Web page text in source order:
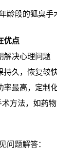
段的狐臭手
优点
解决心理问题
持久，恢复较
率最高，定制
方法，如药
问题解答：